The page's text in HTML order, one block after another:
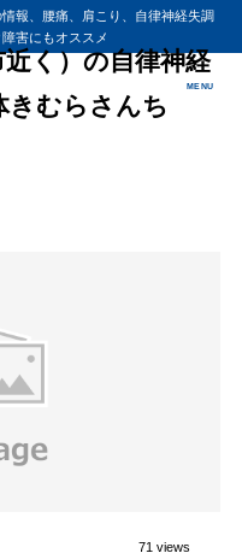
報、腰痛、肩こり、自律神経失調
害にもオススメ
く）の自律神経
きむらさんち
MENU
71 views